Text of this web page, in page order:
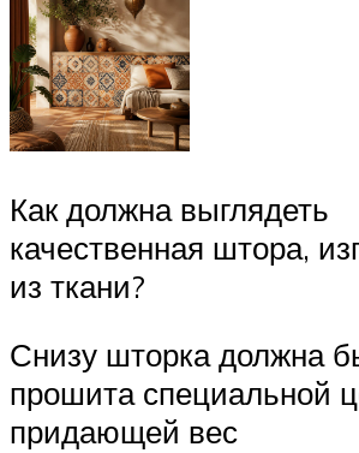
Как должна выглядеть
качественная штора,
из ткани?
Снизу шторка должна
прошита специальной
придающей вес